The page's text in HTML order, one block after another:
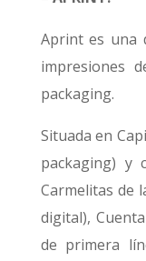
Aprint es una
impresiones
packaging.
Situada en
packaging) y
Carmelitas de
digital),
de primera